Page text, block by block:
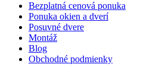
Bezplatná cenová ponuka
Ponuka okien a dverí
Posuvné dvere
Montáž
Blog
Obchodné podmienky